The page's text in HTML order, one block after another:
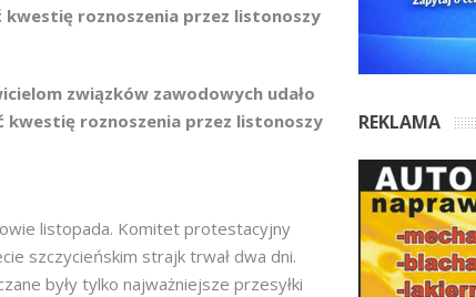
kwestię roznoszenia przez listonoszy
związków zawodowych udało
kwestię roznoszenia przez listonoszy
listopada. Komitet protestacyjny
szczycieńskim strajk trwał dwa dni.
były tylko najważniejsze przesyłki
REKLAMA